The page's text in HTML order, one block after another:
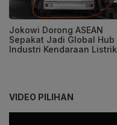
Jokowi Dorong ASEAN
Sepakat Jadi Global Hub
Industri Kendaraan Listrik
VIDEO PILIHAN